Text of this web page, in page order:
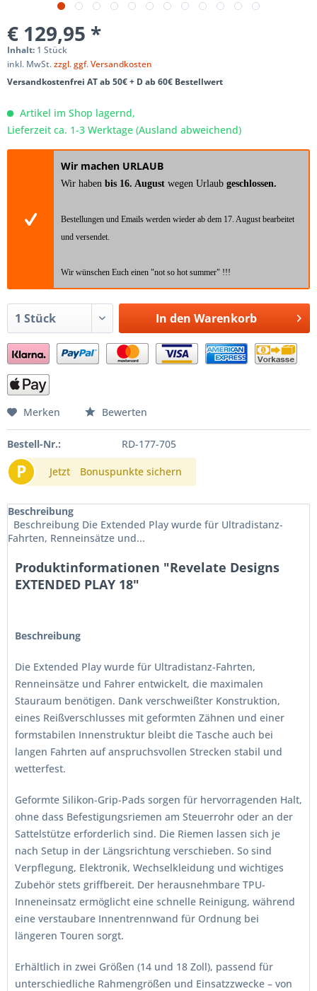
€ 129,95 *
Inhalt: 1 Stück
inkl. MwSt.zzgl. ggf. Versandkosten
Versandkostenfrei AT ab 50€ + D ab 60€ Bestellwert
Artikel im Shop lagernd,
Lieferzeit ca. 1-3 Werktage (Ausland abweichend)
Wir machen URLAUB
Wir haben bis 16. August wegen Urlaub geschlossen.
Bestellungen und Emails werden wieder ab dem 17. August bearbeitet
und versendet.
Wir wünschen Euch einen "not so hot summer" !!!
In den Warenkorb
Merken Bewerten
Bestell-Nr.: RD-177-705
P Jetzt Bonuspunkte sichern
Beschreibung
Beschreibung Die Extended Play wurde für Ultradistanz-
Fahrten, Renneinsätze und...
Produktinformationen "Revelate Designs
EXTENDED PLAY 18"
Beschreibung
Die Extended Play wurde für Ultradistanz-Fahrten,
Renneinsätze und Fahrer entwickelt, die maximalen
Stauraum benötigen. Dank verschweißter Konstruktion,
eines Reißverschlusses mit geformten Zähnen und einer
formstabilen Innenstruktur bleibt die Tasche auch bei
langen Fahrten auf anspruchsvollen Strecken stabil und
wetterfest.
Geformte Silikon-Grip-Pads sorgen für hervorragenden Halt,
ohne dass Befestigungsriemen am Steuerrohr oder an der
Sattelstütze erforderlich sind. Die Riemen lassen sich je
nach Setup in der Längsrichtung verschieben. So sind
Verpflegung, Elektronik, Wechselkleidung und wichtiges
Zubehör stets griffbereit. Der herausnehmbare TPU-
Inneneinsatz ermöglicht eine schnelle Reinigung, während
eine verstaubare Innentrennwand für Ordnung bei
längeren Touren sorgt.
Erhältlich in zwei Größen (14 und 18 Zoll), passend für
unterschiedliche Rahmengrößen und Einsatzzwecke – von